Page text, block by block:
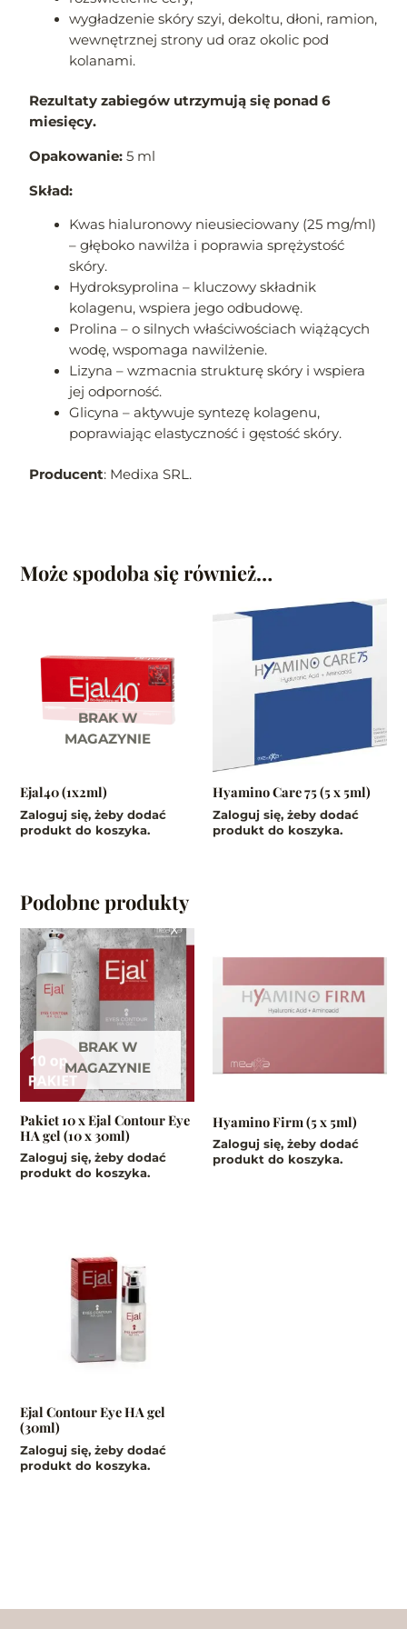
wygładzenie skóry szyi, dekoltu, dłoni, ramion,
wewnętrznej strony ud oraz okolic pod
kolanami.
Rezultaty zabiegów utrzymują się ponad 6
miesięcy.
Opakowanie:5 ml
Skład:
Kwas hialuronowy nieusieciowany (25 mg/ml)
– głęboko nawilża i poprawia sprężystość
skóry.
Hydroksyprolina – kluczowy składnik
kolagenu, wspiera jego odbudowę.
Prolina – o silnych właściwościach wiążących
wodę, wspomaga nawilżenie.
Lizyna – wzmacnia strukturę skóry i wspiera
jej odporność.
Glicyna – aktywuje syntezę kolagenu,
poprawiając elastyczność i gęstość skóry.
Producent: Medixa SRL.
Może spodoba się również…
BRAK W
MAGAZYNIE
Ejal40 (1x2ml)
Zaloguj się, żeby dodać
produkt do koszyka.
Hyamino Care 75 (5 x 5ml)
Zaloguj się, żeby dodać
produkt do koszyka.
Podobne produkty
BRAK W
MAGAZYNIE
Pakiet 10 x Ejal Contour Eye
HA gel (10 x 30ml)
Zaloguj się, żeby dodać
produkt do koszyka.
Hyamino Firm (5 x 5ml)
Zaloguj się, żeby dodać
produkt do koszyka.
Ejal Contour Eye HA gel
(30ml)
Zaloguj się, żeby dodać
produkt do koszyka.